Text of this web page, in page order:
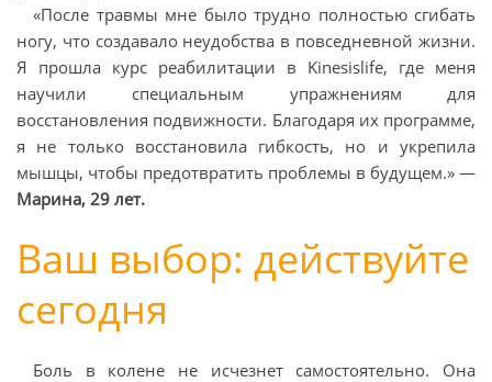
«После травмы мне было трудно полностью сгибать
ногу, что создавало неудобства в повседневной жизни.
Я прошла курс реабилитации в Kinesislife, где меня
научили специальным упражнениям для
восстановления подвижности. Благодаря их программе,
я не только восстановила гибкость, но и укрепила
мышцы, чтобы предотвратить проблемы в будущем.» —
Марина, 29 лет.
Ваш выбор: действуйте
сегодня
Боль в колене не исчезнет самостоятельно. Она